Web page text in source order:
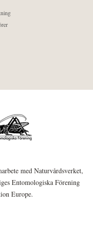
med Naturvårdsverket,
Entomologiska Förening
Europe.